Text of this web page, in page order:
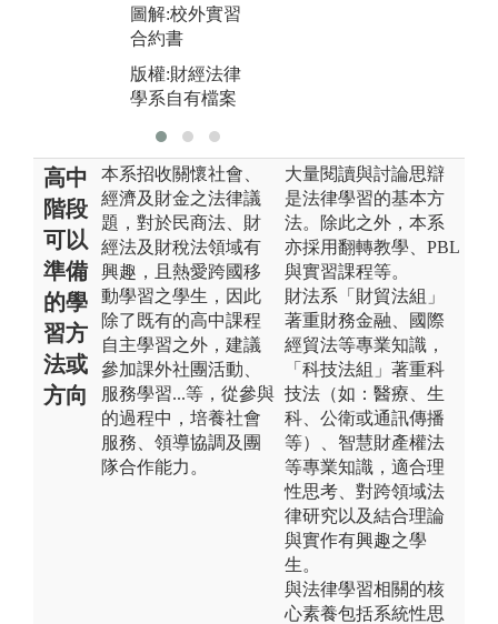
圖解:校外實習
合約書
版權:財經法律
學系自有檔案
高中
階段
可以
準備
的學
習方
法或
方向
本系招收關懷社會、
經濟及財金之法律議
題，對於民商法、財
經法及財稅法領域有
興趣，且熱愛跨國移
動學習之學生，因此
除了既有的高中課程
自主學習之外，建議
參加課外社團活動、
服務學習...等，從參與
的過程中，培養社會
服務、領導協調及團
隊合作能力。
大量閱讀與討論思辯
是法律學習的基本方
法。除此之外，本系
亦採用翻轉教學、PBL
與實習課程等。
財法系「財貿法組」
著重財務金融、國際
經貿法等專業知識，
「科技法組」著重科
技法（如：醫療、生
科、公衛或通訊傳播
等）、智慧財產權法
等專業知識，適合理
性思考、對跨領域法
律研究以及結合理論
與實作有興趣之學
生。
與法律學習相關的核
心素養包括系統性思